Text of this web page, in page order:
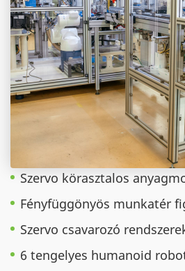
Szervo körasztalos
Fényfüggönyös munkatér
Szervo csavarozó
6 tengelyes humanoid